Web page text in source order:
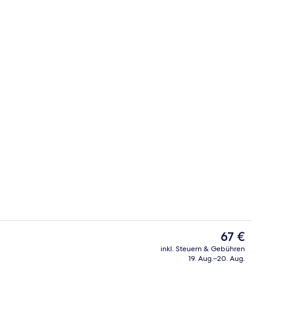
Der
aktuelle
Preis
67 €
inkl. Steuern & Gebühren
19. Aug.–20. Aug.